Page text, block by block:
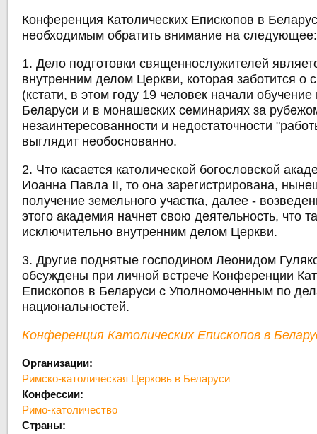
Конференция Католических Епископов в
необходимым обратить внимание на следующее:
1. Дело подготовки священнослужителей
внутренним делом Церкви, которая заботится о
(кстати, в этом году 19 человек начали
Беларуси и в монашеских семинариях за
незаинтересованности и недостаточности
выглядит необоснованно.
2. Что касается католической богословской
Иоанна Павла II, то она зарегистрирована,
получение земельного участка, далее -
этого академия начнет свою деятельность, что
исключительно внутренним делом Церкви.
3. Другие поднятые господином Леонидом
обсуждены при личной встрече Конференции
Епископов в Беларуси с Уполномоченным по
национальностей.
Конференция Католических Епископов в
Организации:
Римско-католическая Церковь в Беларуси
Конфессии:
Римо-католичество
Страны: